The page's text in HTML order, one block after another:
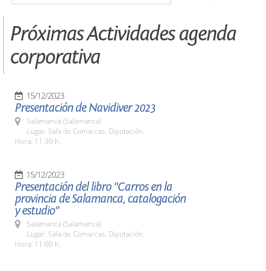
Próximas Actividades agenda
corporativa
15/12/2023
Presentación de Navidiver 2023
Salamanca (Salamanca)
Lugar: Sala de Comarcas. Diputación
Hora: 11:30 h.
15/12/2023
Presentación del libro "Carros en la
provincia de Salamanca, catalogación
y estudio"
Salamanca (Salamanca)
Lugar: Sala de Comarcas. Diputación
Hora: 11:00 h.